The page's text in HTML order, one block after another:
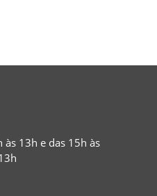
às 13h e das 15h às